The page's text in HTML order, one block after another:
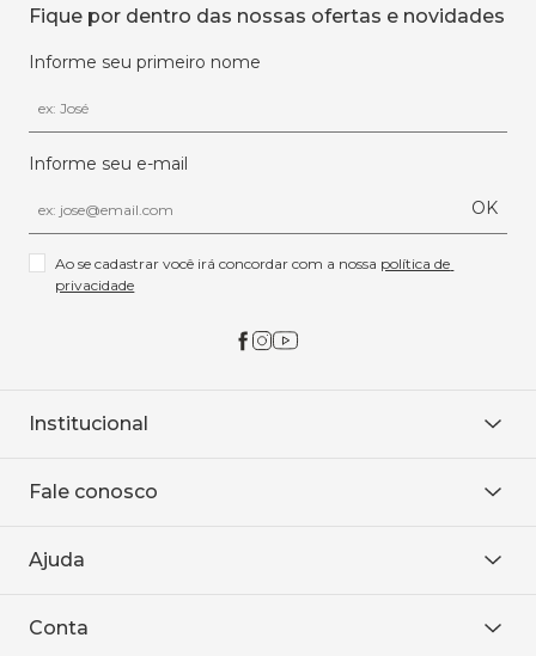
Fique por dentro das nossas ofertas e novidades
Informe seu primeiro nome
Informe seu e-mail
OK
Ao se cadastrar você irá concordar com a nossa política de
privacidade
Institucional
Onde encontrar
Baixe o APP
Fale conosco
WhatsApp
Ajuda
Política de entrega
Conta